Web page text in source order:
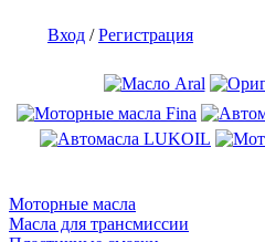
Вход /Регистрация
Моторные масла
Масла для трансмиссии